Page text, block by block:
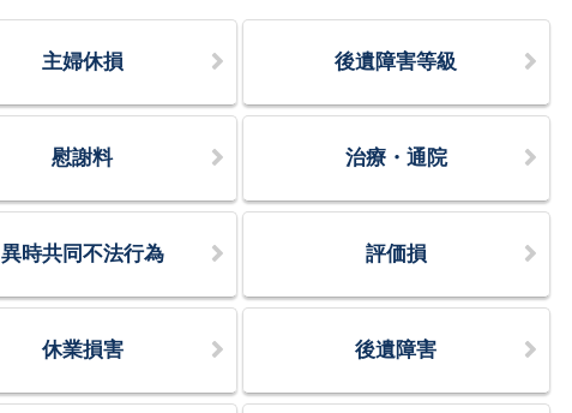
主婦休損 後遺障害等級
慰謝料 治療・通院
異時共同不法行為 評価損
休業損害 後遺障害